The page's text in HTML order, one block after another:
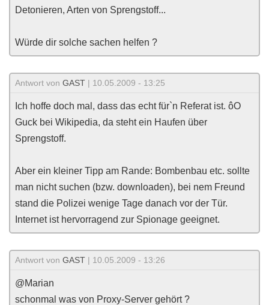
Detonieren, Arten von Sprengstoff...
Würde dir solche sachen helfen ?
Antwort von GAST | 10.05.2009 - 13:25
Ich hoffe doch mal, dass das echt für`n Referat ist. ôO
Guck bei Wikipedia, da steht ein Haufen über
Sprengstoff.
Aber ein kleiner Tipp am Rande: Bombenbau etc. sollte
man nicht suchen (bzw. downloaden), bei nem Freund
stand die Polizei wenige Tage danach vor der Tür.
Internet ist hervorragend zur Spionage geeignet.
Antwort von GAST | 10.05.2009 - 13:26
@Marian
schonmal was von Proxy-Server gehört ?